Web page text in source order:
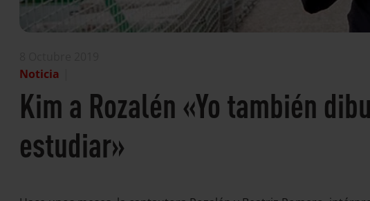
Noticia
Kim a Rozalén «Yo también
estudiar»